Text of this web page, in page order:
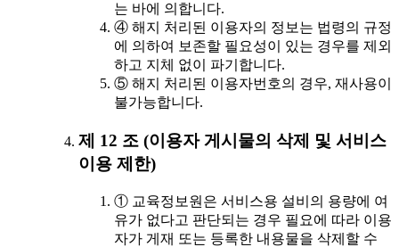
는 바에 의합니다.
④ 해지 처리된 이용자의 정보는 법령의 규정
에 의하여 보존할 필요성이 있는 경우를 제외
하고 지체 없이 파기합니다.
⑤ 해지 처리된 이용자번호의 경우, 재사용이
불가능합니다.
제 12 조 (이용자 게시물의 삭제 및 서비스
이용 제한)
① 교육정보원은 서비스용 설비의 용량에 여
유가 없다고 판단되는 경우 필요에 따라 이용
자가 게재 또는 등록한 내용물을 삭제할 수